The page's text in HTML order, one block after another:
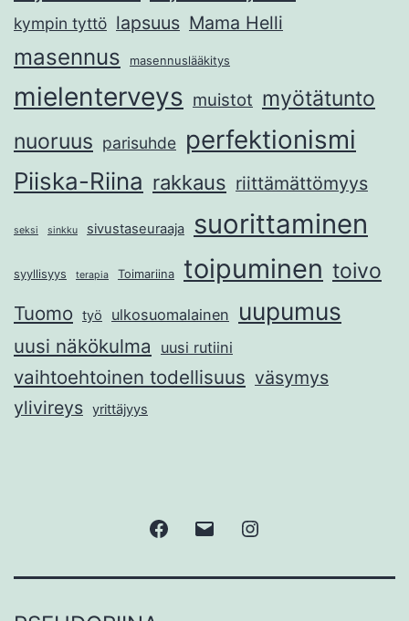
kympin tyttö lapsuus Mama Helli
masennus masennuslääkitys
mielenterveys muistot myötätunto
nuoruus parisuhde perfektionismi
Piiska-Riina rakkaus riittämättömyys
seksi sinkku sivustaseuraaja suorittaminen
syyllisyys terapia Toimariina toipuminen toivo
Tuomo työ ulkosuomalainen uupumus
uusi näkökulma uusi rutiini
vaihtoehtoinen todellisuus väsymys
ylivireys yrittäjyys
FacebookSähköposti